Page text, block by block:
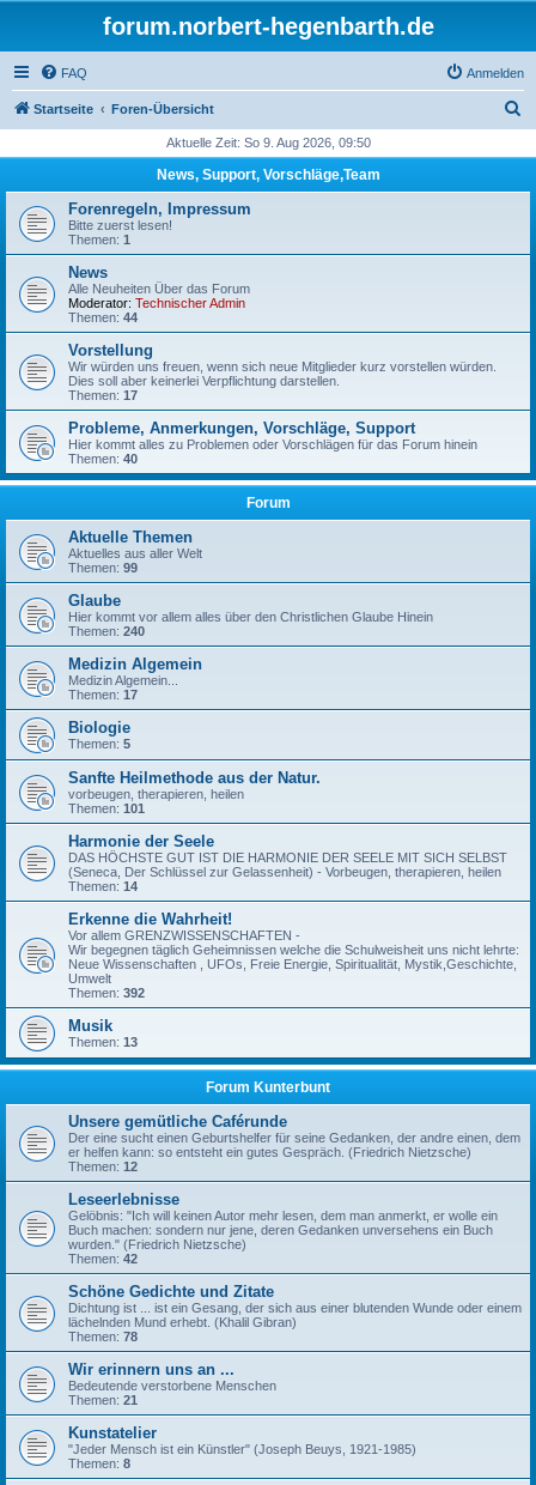
forum.norbert-hegenbarth.de
FAQ Anmelden
Startseite Foren-Übersicht
h
Aktuelle Zeit: So 9. Aug 2026, 09:50
News, Support, Vorschläge,Team
Forenregeln, Impressum
Bitte zuerst lesen!
Themen: 1
News
Alle Neuheiten Über das Forum
Moderator: Technischer Admin
Themen: 44
Vorstellung
Wir würden uns freuen, wenn sich neue Mitglieder kurz vorstellen würden.
Dies soll aber keinerlei Verpflichtung darstellen.
Themen: 17
Probleme, Anmerkungen, Vorschläge, Support
Hier kommt alles zu Problemen oder Vorschlägen für das Forum hinein
Themen: 40
Forum
Aktuelle Themen
Aktuelles aus aller Welt
Themen: 99
Glaube
Hier kommt vor allem alles über den Christlichen Glaube Hinein
Themen: 240
Medizin Algemein
Medizin Algemein...
Themen: 17
Biologie
Themen: 5
Sanfte Heilmethode aus der Natur.
vorbeugen, therapieren, heilen
Themen: 101
Harmonie der Seele
DAS HÖCHSTE GUT IST DIE HARMONIE DER SEELE MIT SICH SELBST
(Seneca, Der Schlüssel zur Gelassenheit) - Vorbeugen, therapieren, heilen
Themen: 14
Erkenne die Wahrheit!
Vor allem GRENZWISSENSCHAFTEN -
Wir begegnen täglich Geheimnissen welche die Schulweisheit uns nicht lehrte:
Neue Wissenschaften , UFOs, Freie Energie, Spiritualität, Mystik,Geschichte,
Umwelt
Themen: 392
Musik
Themen: 13
Forum Kunterbunt
Unsere gemütliche Caférunde
Der eine sucht einen Geburtshelfer für seine Gedanken, der andre einen, dem
er helfen kann: so entsteht ein gutes Gespräch. (Friedrich Nietzsche)
Themen: 12
Leseerlebnisse
Gelöbnis: "Ich will keinen Autor mehr lesen, dem man anmerkt, er wolle ein
Buch machen: sondern nur jene, deren Gedanken unversehens ein Buch
wurden." (Friedrich Nietzsche)
Themen: 42
Schöne Gedichte und Zitate
Dichtung ist ... ist ein Gesang, der sich aus einer blutenden Wunde oder einem
lächelnden Mund erhebt. (Khalil Gibran)
Themen: 78
Wir erinnern uns an ...
Bedeutende verstorbene Menschen
Themen: 21
Kunstatelier
"Jeder Mensch ist ein Künstler" (Joseph Beuys, 1921-1985)
Themen: 8